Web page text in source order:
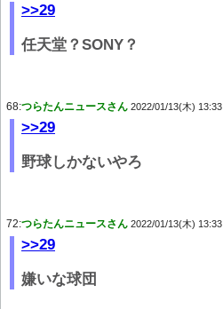
>>29
任天堂？SONY？
68:つらたんニュースさん 2022/01/13(木) 13:33
>>29
野球しかないやろ
72:つらたんニュースさん 2022/01/13(木) 13:33
>>29
嫌いな球団